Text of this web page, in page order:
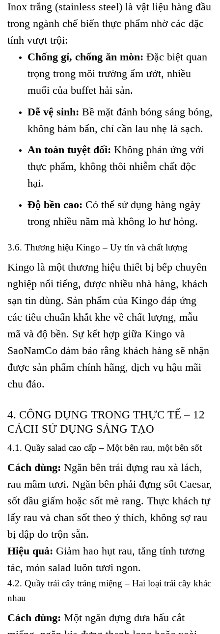
Inox trắng (stainless steel) là vật liệu hàng đầu
trong ngành chế biến thực phẩm nhờ các đặc
tính vượt trội:
Chống gỉ, chống ăn mòn: Đặc biệt quan
trọng trong môi trường ẩm ướt, nhiều
muối của buffet hải sản.
Dễ vệ sinh: Bề mặt đánh bóng sáng bóng,
không bám bẩn, chỉ cần lau nhẹ là sạch.
An toàn tuyệt đối: Không phản ứng với
thực phẩm, không thôi nhiễm chất độc
hại.
Độ bền cao: Có thể sử dụng hàng ngày
trong nhiều năm mà không lo hư hỏng.
3.6. Thương hiệu Kingo – Uy tín và chất lượng
Kingo là một thương hiệu thiết bị bếp chuyên
nghiệp nổi tiếng, được nhiều nhà hàng, khách
sạn tin dùng. Sản phẩm của Kingo đáp ứng
các tiêu chuẩn khắt khe về chất lượng, mẫu
mã và độ bền. Sự kết hợp giữa Kingo và
SaoNamCo đảm bảo rằng khách hàng sẽ nhận
được sản phẩm chính hãng, dịch vụ hậu mãi
chu đáo.
4. CÔNG DỤNG TRONG THỰC TẾ – 12
CÁCH SỬ DỤNG SÁNG TẠO
4.1. Quầy salad cao cấp – Một bên rau, một bên sốt
Cách dùng: Ngăn bên trái đựng rau xà lách,
rau mầm tươi. Ngăn bên phải đựng sốt Caesar,
sốt dầu giấm hoặc sốt mè rang. Thực khách tự
lấy rau và chan sốt theo ý thích, không sợ rau
bị dập do trộn sẵn.
Hiệu quả: Giảm hao hụt rau, tăng tính tương
tác, món salad luôn tươi ngon.
4.2. Quầy trái cây tráng miệng – Hai loại trái cây khác
nhau
Cách dùng: Một ngăn đựng dưa hấu cắt